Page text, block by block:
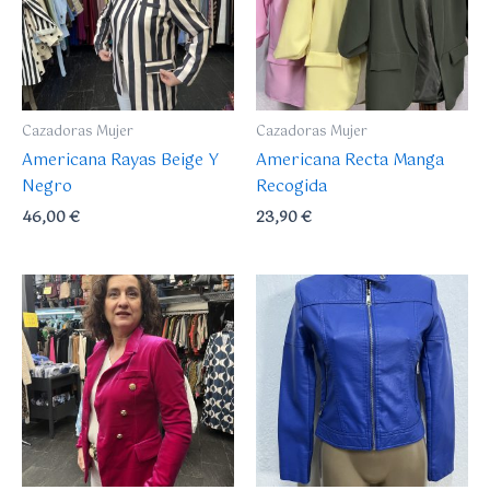
Cazadoras Mujer
Americana Rayas Beige Y
Negro
46,00€
variantes.
Las
opciones
se
pueden
elegir
en
la
página
producto
Cazadoras Mujer
Americana Recta Manga
Recogida
23,90€
Este
producto
tiene
múltiples
variantes.
Las
opciones
se
Este
producto
tiene
múltiples
variantes.
Las
opciones
se